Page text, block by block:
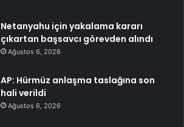
Netanyahu için yakalama kararı
çıkartan başsavcı görevden alındı
Ağustos 6, 2026
AP: Hürmüz anlaşma taslağına son
hali verildi
Ağustos 6, 2026